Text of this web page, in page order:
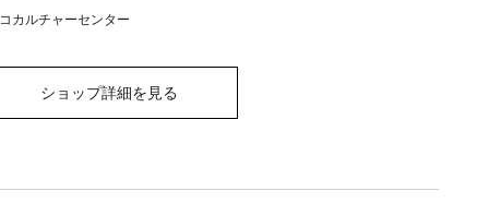
カルチャーセンター
ショップ詳細を見る